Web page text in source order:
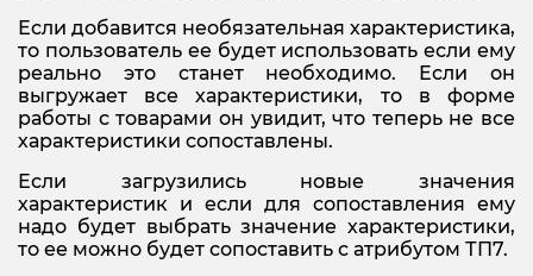
Если добавится необязательная характеристика,
то пользователь ее будет использовать если ему
реально это станет необходимо. Если он
выгружает все характеристики, то в форме
работы с товарами он увидит, что теперь не все
характеристики сопоставлены.
Если загрузились новые значения
характеристик и если для сопоставления ему
надо будет выбрать значение характеристики,
то ее можно будет сопоставить с атрибутом ТП7.